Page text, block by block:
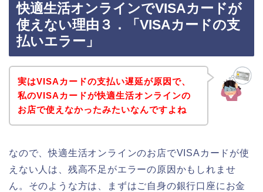
快適生活オンラインでVISAカードが
使えない理由３．「VISAカードの支
払いエラー」
実はVISAカードの支払い遅延が原因で、
私のVISAカードが快適生活オンラインの
お店で使えなかったみたいなんですよね
なので、快適生活オンラインのお店でVISAカードが使
えない人は、残高不足がエラーの原因かもしれませ
ん。そのような方は、まずはご自身の銀行口座にお金